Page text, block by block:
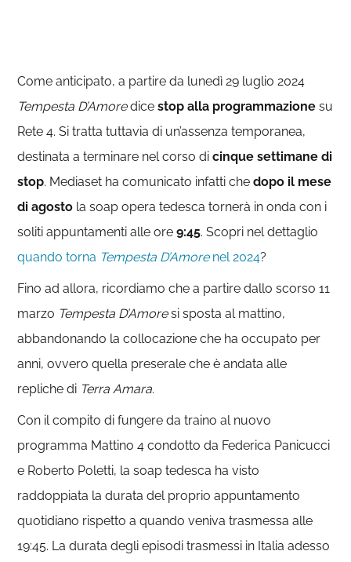
Come anticipato, a partire da lunedì 29 luglio 2024
Tempesta D’Amore dicestop alla programmazione su
Rete 4. Si tratta tuttavia di un’assenza temporanea,
destinata a terminare nel corso dicinque settimane di
stop. Mediaset ha comunicato infatti chedopo il mese
di agosto la soap opera tedesca tornerà in onda con i
soliti appuntamenti alle ore9:45. Scopri nel dettaglio
quando torna Tempesta D’Amore nel 2024?
Fino ad allora, ricordiamo che a partire dallo scorso 11
marzo Tempesta D’Amoresi sposta al mattino,
abbandonando la collocazione che ha occupato per
anni, ovvero quella preserale che è andata alle
repliche di Terra Amara.
Con il compito di fungere da traino al nuovo
programma Mattino 4 condotto da Federica Panicucci
e Roberto Poletti, la soap tedesca ha visto
raddoppiata la durata del proprio appuntamento
quotidiano rispetto a quando veniva trasmessa alle
19:45. La durata degli episodi trasmessi in Italia adesso